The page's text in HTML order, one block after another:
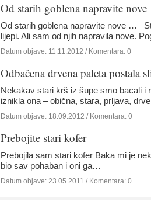
Od starih goblena napravite nove
Od starih goblena napravite nove …
lijepi. Ali sam od njih napravila nove.
Datum objave: 11.11.2012 / Komentara: 0
Odbačena drvena paleta postala
Nekakav stari krš iz šupe smo bacali i
iznikla ona – obična, stara, prljava,
Datum objave: 18.09.2012 / Komentara: 0
Prebojite stari kofer
Prebojila sam stari kofer Baka mi je
bio sav pohaban i oni ga…
Datum objave: 23.05.2011 / Komentara: 0